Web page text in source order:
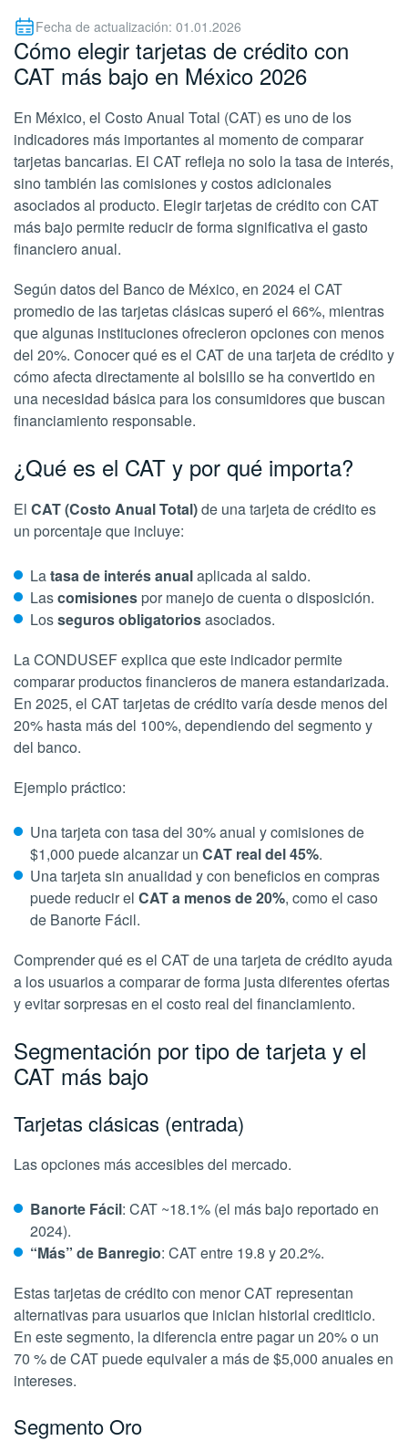
Fecha de actualización: 01.01.2026
Cómo elegir tarjetas de crédito con
CAT más bajo en México 2026
En México, el Costo Anual Total (CAT) es uno de los
indicadores más importantes al momento de comparar
tarjetas bancarias. El CAT refleja no solo la tasa de interés,
sino también las comisiones y costos adicionales
asociados al producto. Elegir tarjetas de crédito con CAT
más bajo permite reducir de forma significativa el gasto
financiero anual.
Según datos del Banco de México, en 2024 el CAT
promedio de las tarjetas clásicas superó el 66%, mientras
que algunas instituciones ofrecieron opciones con menos
del 20%. Conocer qué es el CAT de una tarjeta de crédito y
cómo afecta directamente al bolsillo se ha convertido en
una necesidad básica para los consumidores que buscan
financiamiento responsable.
¿Qué es el CAT y por qué importa?
El CAT (Costo Anual Total)de una tarjeta de crédito es
un porcentaje que incluye:
Latasa de interés anualaplicada al saldo.
Lascomisionespor manejo de cuenta o disposición.
Losseguros obligatoriosasociados.
La CONDUSEF explica que este indicador permite
comparar productos financieros de manera estandarizada.
En 2025, el CAT tarjetas de crédito varía desde menos del
20% hasta más del 100%, dependiendo del segmento y
del banco.
Ejemplo práctico:
Una tarjeta con tasa del 30% anual y comisiones de
$1,000 puede alcanzar un CAT real del 45%.
Una tarjeta sin anualidad y con beneficios en compras
puede reducir el CAT a menos de 20%, como el caso
de Banorte Fácil.
Comprender qué es el CAT de una tarjeta de crédito ayuda
a los usuarios a comparar de forma justa diferentes ofertas
y evitar sorpresas en el costo real del financiamiento.
Segmentación por tipo de tarjeta y el
CAT más bajo
Tarjetas clásicas (entrada)
Las opciones más accesibles del mercado.
Banorte Fácil: CAT ~18.1% (el más bajo reportado en
2024).
“Más” de Banregio: CAT entre 19.8 y 20.2%.
Estas tarjetas de crédito con menor CAT representan
alternativas para usuarios que inician historial crediticio.
En este segmento, la diferencia entre pagar un 20% o un
70 % de CAT puede equivaler a más de $5,000 anuales en
intereses.
Segmento Oro